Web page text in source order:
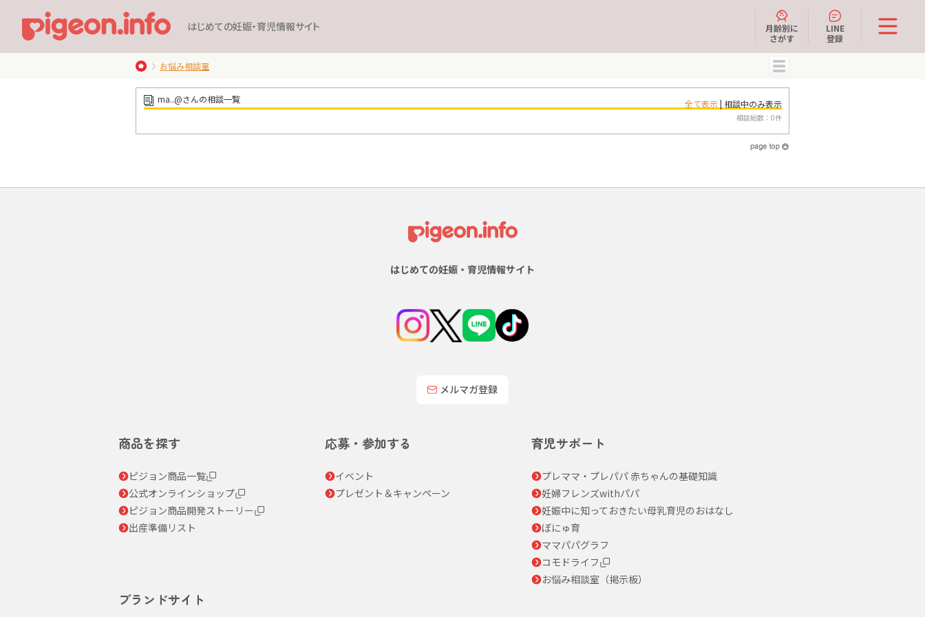
はじめての妊娠・育児情報サイト
月齢別に
さがす
LINE
登録
MENU
お悩み相談室
ma..@さんの相談一覧 全て表示| 相談中のみ表示
相談総数：0件
はじめての妊娠・育児情報サイト
メルマガ登録
商品を探す
ピジョン商品一覧
公式オンラインショップ
ピジョン商品開発ストーリー
出産準備リスト
応募・参加する
イベント
プレゼント＆キャンペーン
育児サポート
プレママ・プレパパ 赤ちゃんの基礎知識
妊婦フレンズwithパパ
妊娠中に知っておきたい母乳育児のおはなし
ぼにゅ育
ママパパグラフ
コモドライフ
お悩み相談室（掲示板）
ブランドサイト